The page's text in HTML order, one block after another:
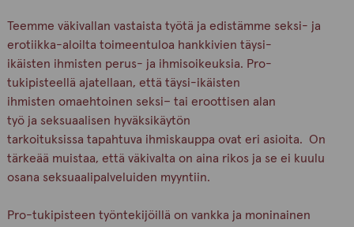
Teemme väkivallan vastaista työtä ja edistämme seksi- ja
erotiikka-aloilta toimeentuloa hankkivien täysi-
ikäisten ihmisten perus- ja ihmisoikeuksia. Pro-
tukipisteellä ajatellaan, että täysi-ikäisten
ihmisten omaehtoinen seksi– tai eroottisen alan
työ ja seksuaalisen hyväksikäytön
tarkoituksissa tapahtuva ihmiskauppa ovat eri asioita. On
tärkeää muistaa, että väkivalta on aina rikos ja se ei kuulu
osana seksuaalipalveluiden myyntiin.
Pro-tukipisteen työntekijöillä on vankka ja moninainen